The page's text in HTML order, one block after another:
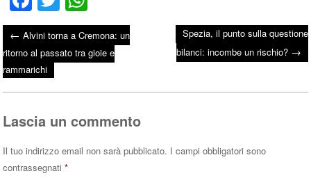
ce
bo
ok
wi
tte
r
ha
ts
A
pp
Post navigation
← Alvini torna a Cremona: un
ritorno al passato tra gioie e
rammarichi
Spezia, il punto sulla questione
bilanci: incombe un rischio? →
Lascia un commento
Il tuo indirizzo email non sarà pubblicato. I campi obbligatori sono
contrassegnati*